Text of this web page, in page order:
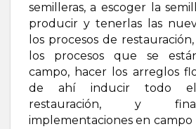
semilleras, a escoger la
producir y tenerlas las
los procesos de
los procesos que se
campo, hacer los arreglos
de ahí inducir todo
restauración, y
implementaciones en